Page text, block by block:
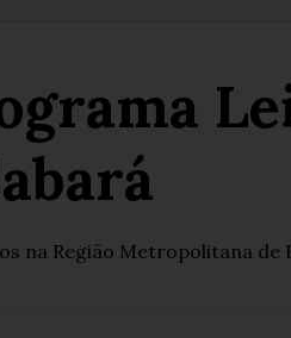
na Região Metropolitana de